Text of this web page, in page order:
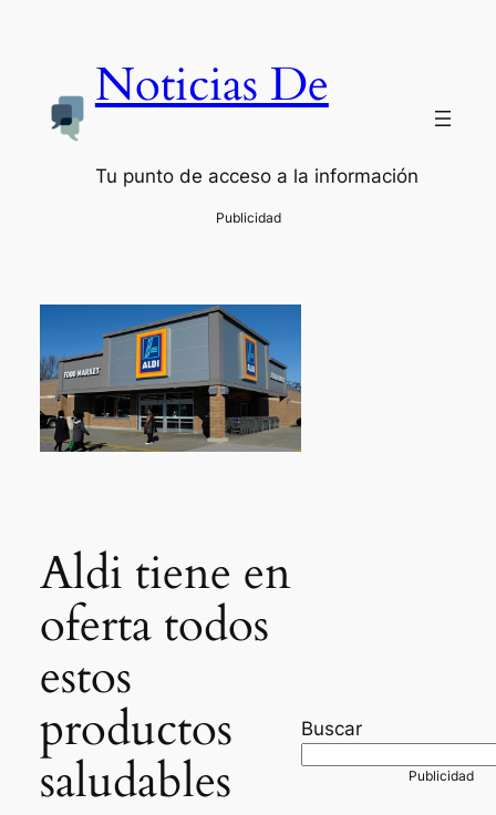
Noticias De
Tu punto de acceso a la información
Aldi tiene en
oferta todos
estos
productos
saludables
Buscar